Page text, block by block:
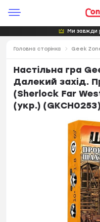
Ми завжди
Головна сторінка Geek
Настільна гра
Далекий захід.
(Sherlock Far
(укр.) (GKCH0253)